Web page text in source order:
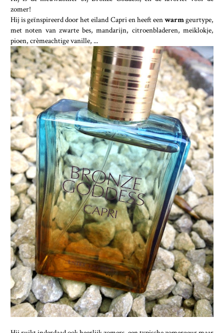
zomer!
Hij is geïnspireerd door het eiland Capri en heeft eenwarmgeurtype,
met noten van zwarte bes, mandarijn, citroenbladeren, meiklokje,
pioen, crèmeachtige vanille, ...